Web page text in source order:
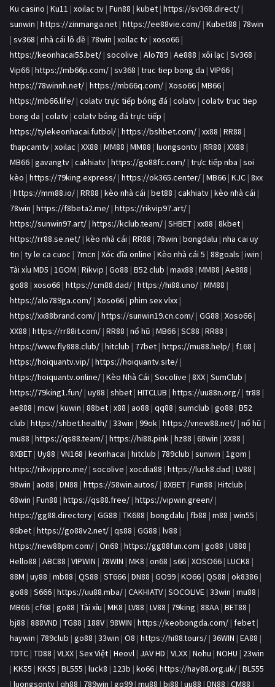
Ku casino | Ku11 | xoilac tv | Fun88 | kubet | https://sv368.direct/ |
sunwin | https://zinmanga.net | https://ee88vie.com/ | Kubet88 | 78win
| sv368 | nhà cái lô đề | 78win | xoilac tv | xoso66 |
https://keonhacai55.bet/ | socolive | Alo789 | Ae888 | xôi lạc | Sv368 |
Vip66 | https://mb66p.com/ | sv368 | truc tiep bong da | VIP66 |
https://78winnh.net/ | https://mb66q.com/ | Xoso66 | MB66 |
https://mb66.life/ | colatv trực tiếp bóng đá | colatv | colatv truc tiep
bong da | colatv | colatv bóng đá trực tiếp |
https://tylekeonhacai.futbol/ | https://bshbet.com/ | xx88 | RR88 |
thapcamtv | xoilac | XX88 | MM88 | MM88 | luongsontv | RR88 | XX88 |
MB66 | gavangtv | cakhiatv | https://go88fc.com/ | trực tiếp nba | soi
kèo | https://79king.express/ | https://ok365.center/ | MB66 | KJC | 8xx
| https://mm88.io/ | RR88 | kèo nhà cái | bet88 | cakhiatv | kèo nhà cái |
78win | https://f8beta2.me/ | https://rikvip97.art/ |
https://sunwin97.art/ | https://kclub.team/ | SHBET | xx88 | 8kbet |
https://rr88.se.net/ | kèo nhà cái | RR88 | 78win | bongdalu | nha cai uy
tin | ty le ca cuoc | 7mcn | Xóc đĩa online | Kèo nhà cái 5 | 88goals | iwin |
Tài xỉu MD5 | 1GOM | Rikvip | Go88 | B52 club | max88 | MM88 | Ae888 |
go88 | xoso66 | https://cm88.dad/ | https://hi88.uno/ | MM88 |
https://alo789ga.com/ | Xoso66 | phim sex vlxx |
https://xx88brand.com/ | https://sunwin19.cn.com/ | GG88 | Xoso66 |
XX88 | https://rr88it.com/ | RR88 | nổ hũ | MB66 | SC88 | RR88 |
https://www.fly888.club/ | hitclub | 77bet | https://mu88.help/ | f168 |
https://hoiquantv.vip/ | https://hoiquantv.site/ |
https://hoiquantv.online/ | Kèo Nhà Cái | Socolive | 8XX | SumClub |
https://79king1.fun/ | uy88 | shbet | HITCLUB | https://uu88n.org/ | tr88 |
ae888 | mcw | kuwin | 88bet | x88 | ao88 | qq88 | sumclub | go88 | B52
club | https://shbet.health/ | 33win | 99ok | https://vnew88.net/ | nổ hũ |
mu88 | https://qs88.team/ | https://hi88.pink | hz88 | 68win | XX88 |
8XBET | Uy88 | VN168 | keonhacai | hitclub | 789club | sunwin | 1gom |
https://rikvippro.me/ | socolive | xocdia88 | https://luck8.dad | LV88 |
98win | ao88 | DN88 | https://58win.autos/ | 8XBET | Fun88 | Hitclub |
68win | Fun88 | https://qs88.free/ | https://vipwin.green/ |
https://gg88.directory | GG88 | TK688 | bongdalu | fb88 | m88 | win55 |
86bet | https://go88v2.net/ | qs88 | GG88 | lv88 |
https://new88pm.com/ | On68 | https://gg88fun.com | go88 | U888 |
Hello88 | ABC88 | VIPWIN | 78WIN | MK8 | on68 | s66 | XOSO66 | LUCK8 |
88M | uy88 | mb88 | QS88 | ST666 | DN88 | GO99 | KO66 | QS88 | ok8386 |
go88 | S666 | https://uu88.mba/ | CAKHIATV | SOCOLIVE | 33win | mu88 |
MB66 | cf68 | go88 | Tài xỉu | MK8 | LV88 | LV88 | 79king | 88AA | BET88 |
bj88 | 888VND | TG88 | 188V | 98WIN | https://keobongda.com/ | febet |
haywin | 789club | go88 | 33win | O8 | https://hi88.tours/ | 36WIN | EA88 |
TDTC | TD88 | VLXX | Sex Việt | Heovl | JAV HD | VLXX | Nohu | NOHU | 23win
| KK55 | KK55 | BL555 | luck8 | 123b | ko66 | https://hay88.org.uk/ | BL555
| luongsontv | qh88 | 789win | go99 | mu88 | bj88 | uu88 | DN88 | CM88 |